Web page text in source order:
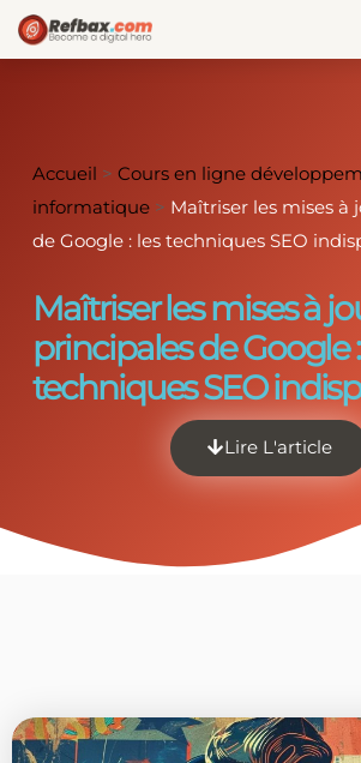
Accueil >Cours en ligne
informatique > Maîtriser les mises à
de Google : les techniques SEO
Maîtriser les mises à
principales de Google
techniques SEO
Lire L'article
Panneau de gestion des cookies